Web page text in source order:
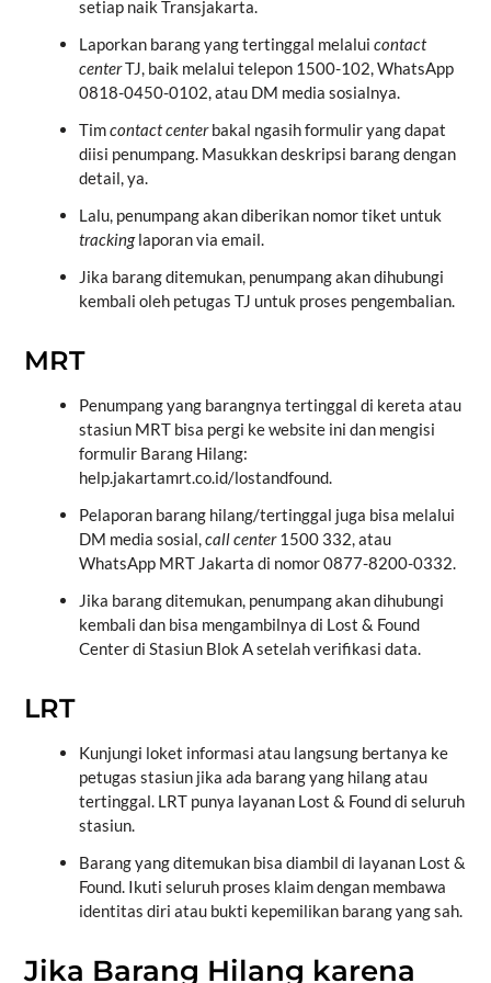
setiap naik Transjakarta.
Laporkan barang yang tertinggal melalui contact
centerTJ, baik melalui telepon 1500-102, WhatsApp
0818-0450-0102, atau DM media sosialnya.
Timcontact centerbakal ngasih formulir yang dapat
diisi penumpang. Masukkan deskripsi barang dengan
detail, ya.
Lalu, penumpang akan diberikan nomor tiket untuk
trackinglaporan via email.
Jika barang ditemukan, penumpang akan dihubungi
kembali oleh petugas TJ untuk proses pengembalian.
MRT
Penumpang yang barangnya tertinggal di kereta atau
stasiun MRT bisa pergi ke website ini dan mengisi
formulir Barang Hilang:
help.jakartamrt.co.id/lostandfound.
Pelaporan barang hilang/tertinggal juga bisa melalui
DM media sosial,call center1500 332, atau
WhatsApp MRT Jakarta di nomor 0877-8200-0332.
Jika barang ditemukan, penumpang akan dihubungi
kembali dan bisa mengambilnya di Lost & Found
Center di Stasiun Blok A setelah verifikasi data.
LRT
Kunjungi loket informasi atau langsung bertanya ke
petugas stasiun jika ada barang yang hilang atau
tertinggal. LRT punya layanan Lost & Found di seluruh
stasiun.
Barang yang ditemukan bisa diambil di layanan Lost &
Found. Ikuti seluruh proses klaim dengan membawa
identitas diri atau bukti kepemilikan barang yang sah.
Jika Barang Hilang karena